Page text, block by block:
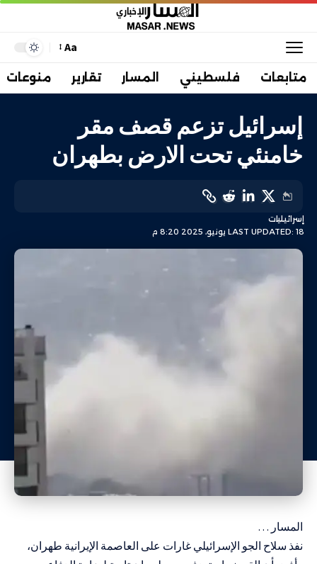
Aa
متابعات فلسطيني المسار تقارير منوعات
إسرائيل تزعم قصف مقر
خامنئي تحت الارض بطهران
LAST UPDATED: 18 يونيو، 2025 8:20 م
إسرائيليات
المسار …
نفذ سلاح الجو الإسرائيلي غارات على العاصمة الإيرانية طهران،